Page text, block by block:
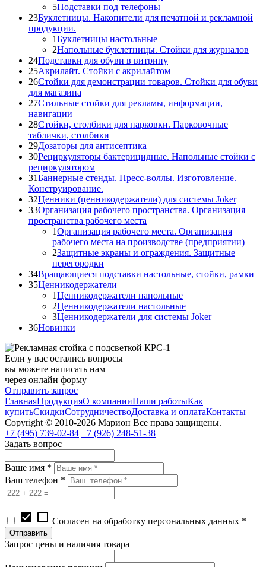
5Подставки под телефоны
23Буклетницы. Накопители для печатной и рекламной
продукции.
1Буклетницы настольные
2Напольные буклетницы. Стойки для журналов
24Подставки для обуви в витрину
25Акрилайт. Стойки с акрилайтом
26Стойки для демонстрации товаров. Стойки для обуви
для магазина
27Стильные стойки для рекламы, информации,
навигации
28Стойки, столбики для парковки. Парковочные
таблички, столбики
29Дозаторы для антисептика
30Рециркуляторы бактерицидные. Напольные стойки с
рециркулятором
31Баннерные стенды. Пресс-воллы. Изготовление.
Конструирование.
32Ценники (ценникодержатели) для системы Joker
33Организация рабочего пространства. Организация
пространства рабочего места
1Организация рабочего места. Организация
рабочего места на производстве (предприятии)
2Защитные экраны и ограждения. Защитные
перегородки
34Вращающиеся подставки настольные, стойки, рамки
35Ценникодержатели
1Ценникодержатели напольные
2Ценникодержатели настольные
3Ценникодержатели для системы Joker
36Новинки
Если у вас остались вопросы
вы можете написать нам
через онлайн форму
Отправить запрос
ГлавнаяПродукцияО компанииНаши работыКак
купитьСкидкиСотрудничествоДоставка и оплатаКонтакты
Copyright © 2010-2026 Марион Все права защищены.
+7 (495) 739-02-84 +7 (926) 248-51-38
Задать вопрос
Ваше имя *
Ваш телефон *
check_box check_box_outline_blank Согласен на обработку персональных данных *
Запрос цены и наличия товара